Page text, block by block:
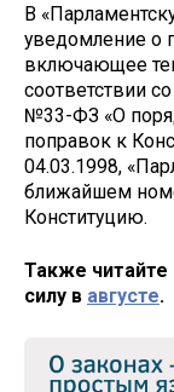
В
уведомление о
включающее
соответствии
№33-ФЗ «О
поправок к
04.03.1998,
ближайшем
Конституцию.
Также читайте
силу в августе.